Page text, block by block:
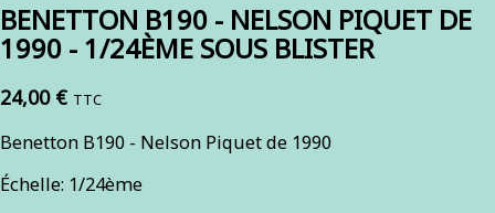
BENETTON B190 - NELSON PIQUET DE
1990 - 1/24ÈME SOUS BLISTER
24,00 € TTC
Benetton B190 - Nelson Piquet de 1990
Échelle: 1/24ème